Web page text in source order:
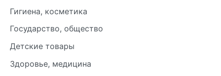
Гигиена, косметика
Государство, общество
Детские товары
Здоровье, медицина